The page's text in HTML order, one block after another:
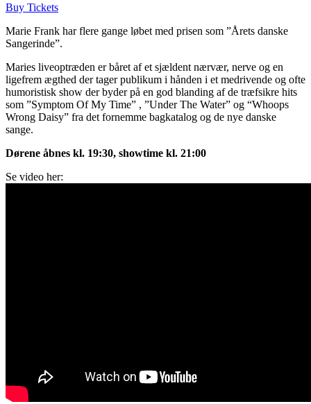
Buy Tickets
Marie Frank har flere gange løbet med prisen som ”Årets danske
Sangerinde”.
Maries liveoptræden er båret af et sjældent nærvær, nerve og en
ligefrem ægthed der tager publikum i hånden i et medrivende og ofte
humoristisk show der byder på en god blanding af de træfsikre hits
som ”Symptom Of My Time” , ”Under The Water” og “Whoops
Wrong Daisy” fra det fornemme bagkatalog og de nye danske
sange.
Dørene åbnes kl. 19:30, showtime kl. 21:00
Se video her: